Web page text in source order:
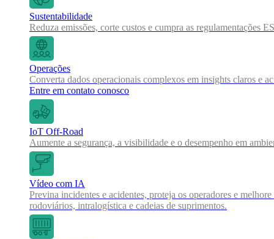
Sustentabilidade
Reduza emissões, corte custos e cumpra as regulamentações
Operações
Converta dados operacionais complexos em insights claros e
Entre em contato conosco
IoT Off-Road
Aumente a segurança, a visibilidade e o desempenho em
Vídeo com IA
Previna incidentes e acidentes, proteja os operadores e
rodoviários, intralogística e cadeias de suprimentos.